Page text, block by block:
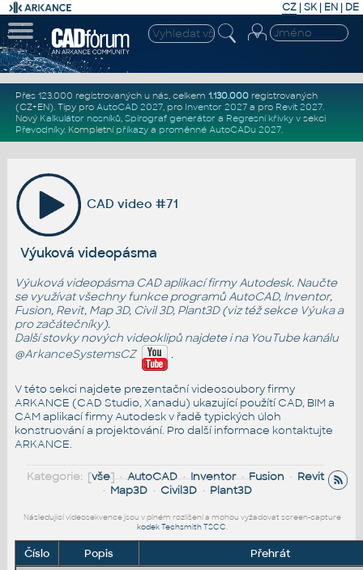
CZ | SK| EN | DE
Přes 123.000 registrovaných u nás, celkem 1.130.000registrovaných
(CZ+EN). Tipy pro AutoCAD 2027, pro Inventor 2027a pro Revit 2027.
Nový Kalkulátor nosníků, Spirograf generátor a Regresní křivkyv sekci
Převodníky. Kompletní příkazya proměnné AutoCADu 2027.
CAD video #71
Výuková videopásma
Výuková videopásma CAD aplikací firmy Autodesk. Naučte
se využívat všechny funkce programů AutoCAD, Inventor,
Fusion, Revit, Map 3D, Civil 3D, Plant3D (viz též sekce Výukaa
pro začátečníky).
Další stovky nových videoklipů najdete i na YouTube kanálu
@ArkanceSystemsCZ
.
V této sekci najdete prezentační videosoubory firmy
ARKANCE (CAD Studio, Xanadu) ukazující použítí CAD, BIM a
CAM aplikací firmy Autodesk v řadě typických úloh
konstruování a projektování. Pro další informace kontaktujte
ARKANCE.
Kategorie: [vše] •AutoCAD•Inventor•Fusion • Revit
• Map3D• Civil3D• Plant3D
Následující videosekvence jsou v plném rozlišení a mohou vyžadovat screen-capture
kodek Techsmith TSCC.
Číslo Popis
Přehrát